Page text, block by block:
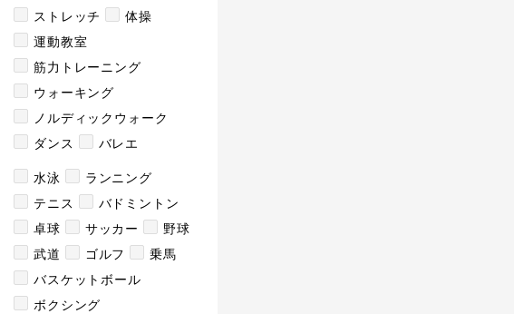
ストレッチ
体操
運動教室
筋力トレーニング
ウォーキング
ノルディックウォーク
ダンス
バレエ
水泳
ランニング
テニス
バドミントン
卓球
サッカー
野球
武道
ゴルフ
乗馬
バスケットボール
ボクシング